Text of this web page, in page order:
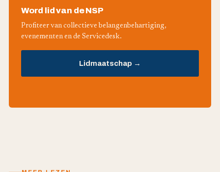
Word lid van de NSP
Profiteer van collectieve belangenbehartiging,
evenementen en de Servicedesk.
Lidmaatschap →